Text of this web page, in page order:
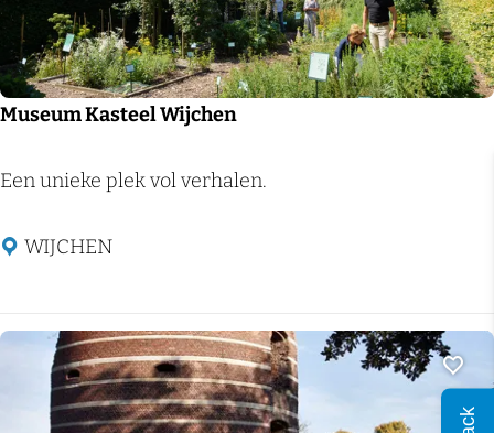
n
n
b
r
Museum Kasteel Wijchen
M
s
m
Een unieke plek vol verhalen.
WIJCHEN